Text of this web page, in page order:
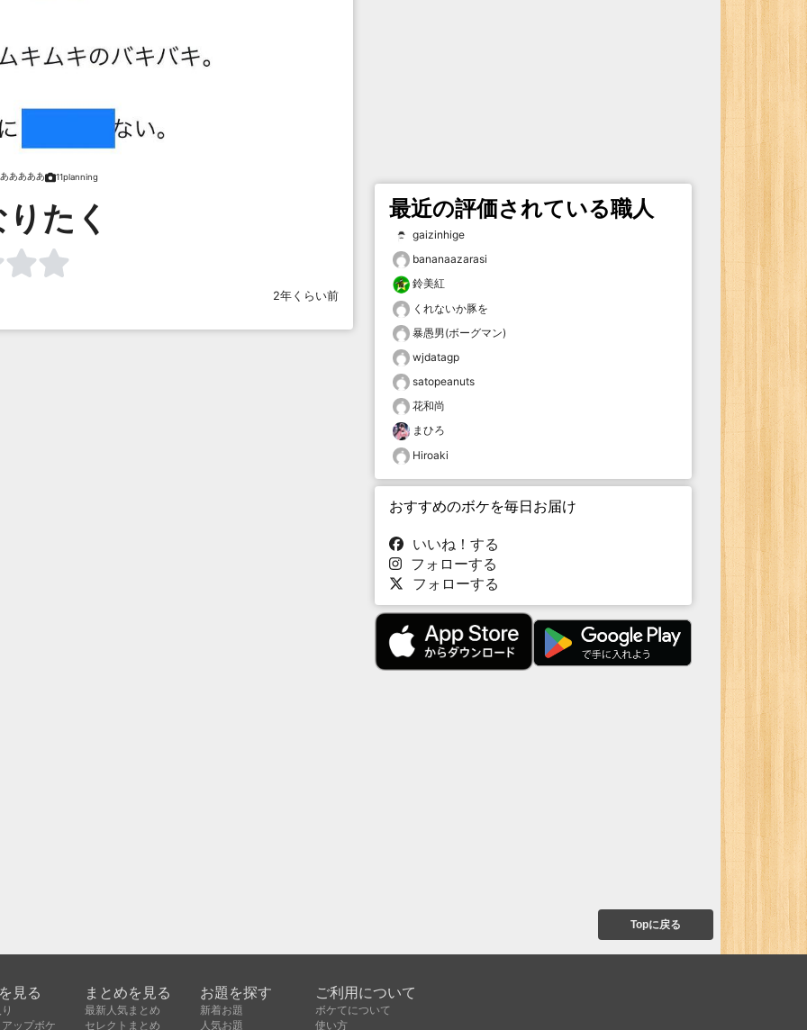
あああああ 11planning
たく
2年くらい前
最近の評価されている職人
gaizinhige
bananaazarasi
鈴美紅
くれないか豚を
暴愚男(ボーグマン)
wjdatagp
satopeanuts
花和尚
まひろ
Hiroaki
おすすめのボケを毎日お届け
いいね！する
フォローする
フォローする
Topに戻る
見る
ップボケ
まとめを見る
最新人気まとめ
セレクトまとめ
お題を探す
新着お題
人気お題
ご利用について
ボケてについて
使い方